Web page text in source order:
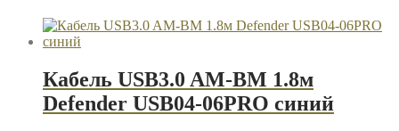
чёрный
Кабель USB3.0 AM-BM 1.8м
Defender USB04-06PRO синий